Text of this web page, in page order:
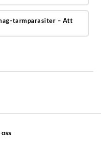
tarmparasiter – Att